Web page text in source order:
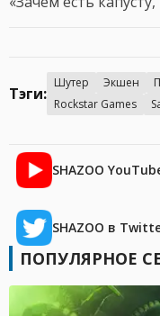
Тэги:
Шутер Экшен
Rockstar Games
SHAZOO
SHAZOO в
ПОПУЛЯРНОЕ